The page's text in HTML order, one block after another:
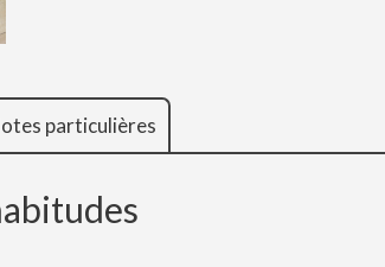
particulières